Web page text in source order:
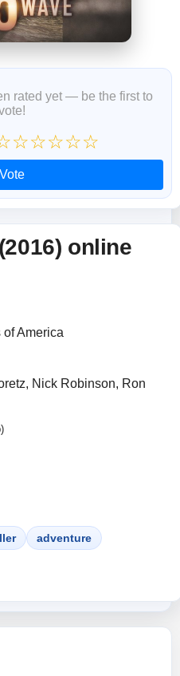
rated yet — be the first to
☆☆☆☆☆
Vote
online
America
Nick Robinson, Ron
adventure